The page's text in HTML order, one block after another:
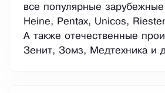
все популярные
Heine, Pentax, Unicos,
А также отечественные
Зенит, Зомз, Медтехника и